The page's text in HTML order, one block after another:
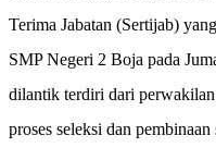
Terima Jabatan (Sertijab)
SMP Negeri 2 Boja pada
dilantik terdiri dari
proses seleksi dan pembinaan